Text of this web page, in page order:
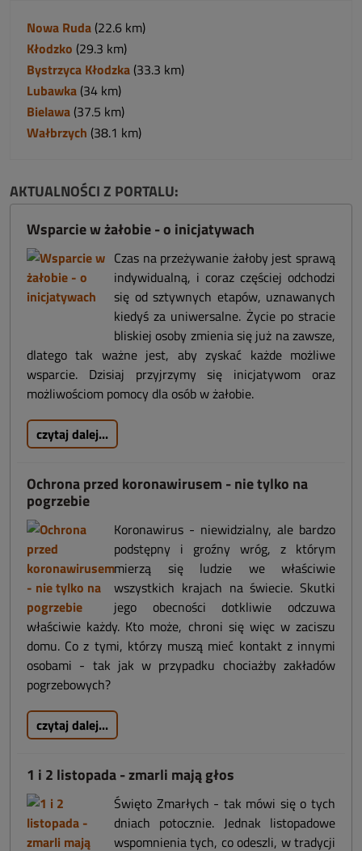
Nowa Ruda (22.6 km)
Kłodzko (29.3 km)
Bystrzyca Kłodzka (33.3 km)
Lubawka (34 km)
Bielawa (37.5 km)
Wałbrzych (38.1 km)
AKTUALNOŚCI Z PORTALU:
Wsparcie w żałobie - o inicjatywach
Czas na przeżywanie żałoby jest sprawą
indywidualną, i coraz częściej odchodzi
się od sztywnych etapów, uznawanych
kiedyś za uniwersalne. Życie po stracie
bliskiej osoby zmienia się już na zawsze,
dlatego tak ważne jest, aby zyskać każde możliwe
wsparcie. Dzisiaj przyjrzymy się inicjatywom oraz
możliwościom pomocy dla osób w żałobie.
czytaj dalej...
Ochrona przed koronawirusem - nie tylko na
pogrzebie
Koronawirus - niewidzialny, ale bardzo
podstępny i groźny wróg, z którym
mierzą się ludzie we właściwie
wszystkich krajach na świecie. Skutki
jego obecności dotkliwie odczuwa
właściwie każdy. Kto może, chroni się więc w zaciszu
domu. Co z tymi, którzy muszą mieć kontakt z innymi
osobami - tak jak w przypadku chociażby zakładów
pogrzebowych?
czytaj dalej...
1 i 2 listopada - zmarli mają głos
Święto Zmarłych - tak mówi się o tych
dniach potocznie. Jednak listopadowe
wspomnienia tych, co odeszli, w tradycji